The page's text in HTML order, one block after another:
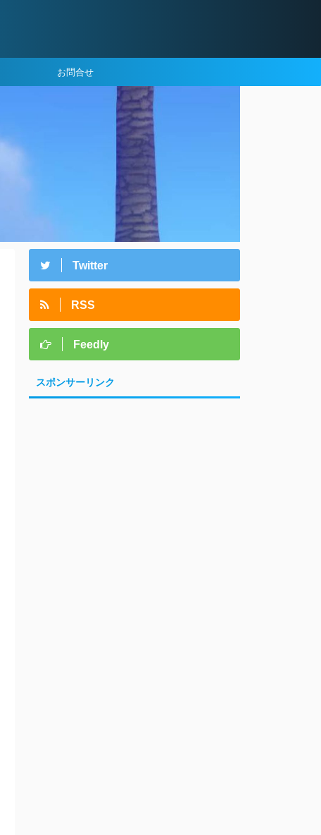
お問合せ
Twitter
RSS
Feedly
スポンサーリンク